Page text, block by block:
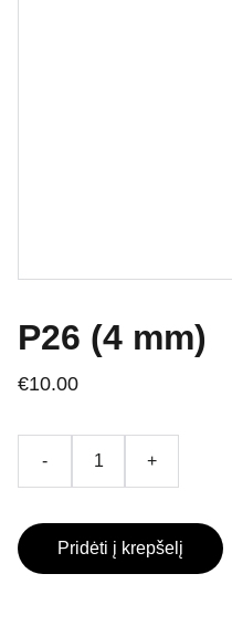
P26 (4 mm)
€10.00
- +
Pridėti į krepšelį